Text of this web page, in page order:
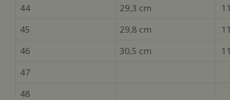
44 29,3 cm
45
29,8 cm
46
30,5 cm
47
48